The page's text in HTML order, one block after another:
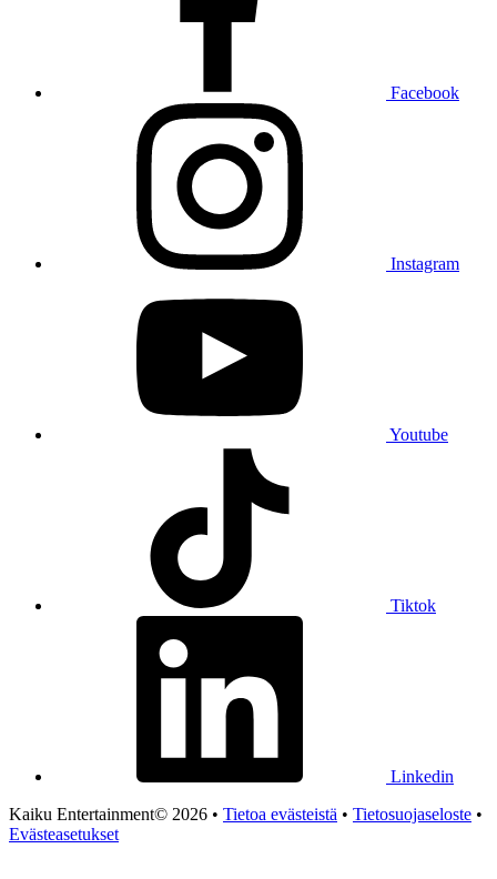
Facebook
Instagram
Youtube
Tiktok
Linkedin
Kaiku Entertainment© 2026 • Tietoa evästeistä • Tietosuojaseloste •
Evästeasetukset